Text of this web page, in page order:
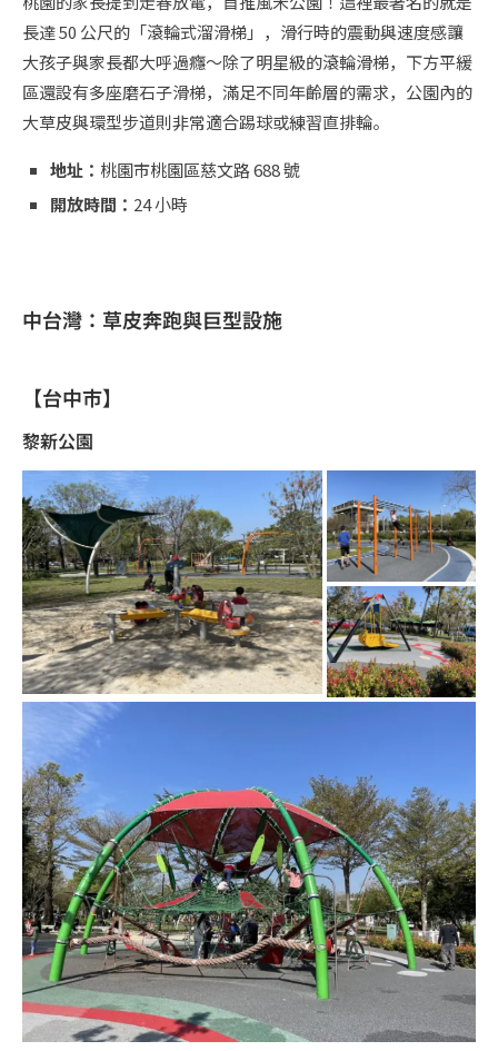
長達 50 公尺的「滾輪式溜滑梯」，滑行時的震動與速度感讓
大孩子與家長都大呼過癮～除了明星級的滾輪滑梯，下方平緩
區還設有多座磨石子滑梯，滿足不同年齡層的需求，公園內的
大草皮與環型步道則非常適合踢球或練習直排輪。
地址： 桃園市桃園區慈文路 688 號
開放時間： 24 小時
中台灣：草皮奔跑與巨型設施
【台中市】
黎新公園